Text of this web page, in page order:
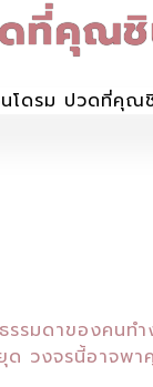
คุณชิ
รมดาของคนทำ
ด วงจรนี้อาจพ